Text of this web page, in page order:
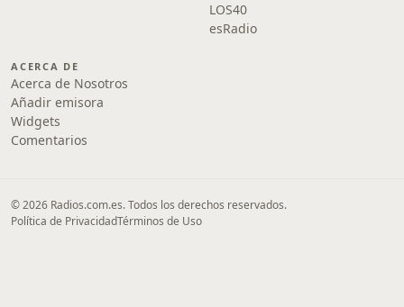
LOS40
esRadio
ACERCA DE
Acerca de Nosotros
Añadir emisora
Widgets
Comentarios
© 2026 Radios.com.es. Todos los derechos reservados.
Política de PrivacidadTérminos de Uso